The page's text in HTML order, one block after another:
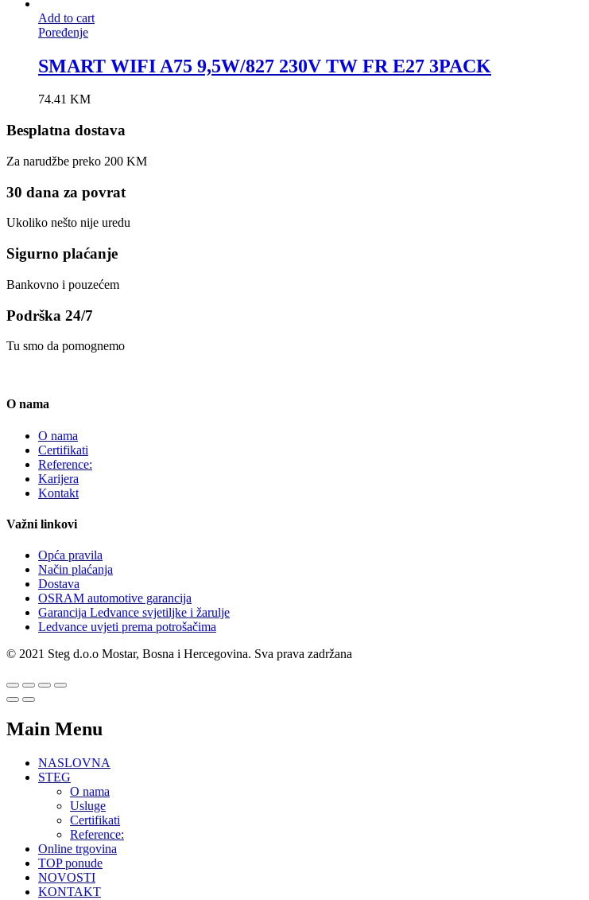
Add to cart
Poređenje
SMART WIFI A75 9,5W/827 230V TW FR E27 3PACK
74.41 KM
Besplatna dostava
Za narudžbe preko 200 KM
30 dana za povrat
Ukoliko nešto nije uredu
Sigurno plaćanje
Bankovno i pouzećem
Podrška 24/7
Tu smo da pomognemo
O nama
O nama
Certifikati
Reference:
Karijera
Kontakt
Važni linkovi
Opća pravila
Način plaćanja
Dostava
OSRAM automotive garancija
Garancija Ledvance svjetiljke i žarulje
Ledvance uvjeti prema potrošačima
© 2021 Steg d.o.o Mostar, Bosna i Hercegovina. Sva prava zadržana
Main Menu
NASLOVNA
STEG
O nama
Usluge
Certifikati
Reference:
Online trgovina
TOP ponude
NOVOSTI
KONTAKT